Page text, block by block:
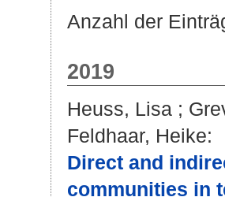
Anzahl der
2019
Heuss, Lisa ;
Feldhaar, Heike:
Direct and
communities in